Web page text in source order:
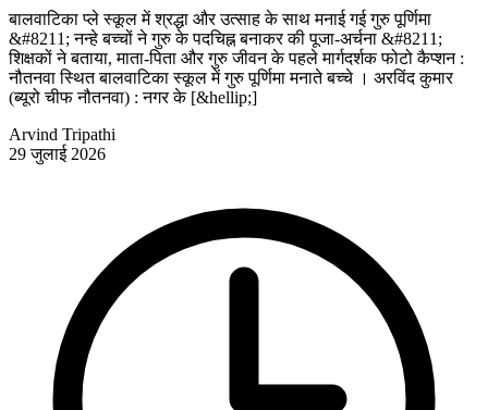
बालवाटिका प्ले स्कूल में श्रद्धा और उत्साह के साथ मनाई गई गुरु पूर्णिमा
&#8211; नन्हे बच्चों ने गुरु के पदचिह्न बनाकर की पूजा-अर्चना &#8211;
शिक्षकों ने बताया, माता-पिता और गुरु जीवन के पहले मार्गदर्शक फोटो कैप्शन :
नौतनवा स्थित बालवाटिका स्कूल में गुरु पूर्णिमा मनाते बच्चे । अरविंद कुमार
(ब्यूरो चीफ नौतनवा) : नगर के [&hellip;]
Arvind Tripathi
29 जुलाई 2026